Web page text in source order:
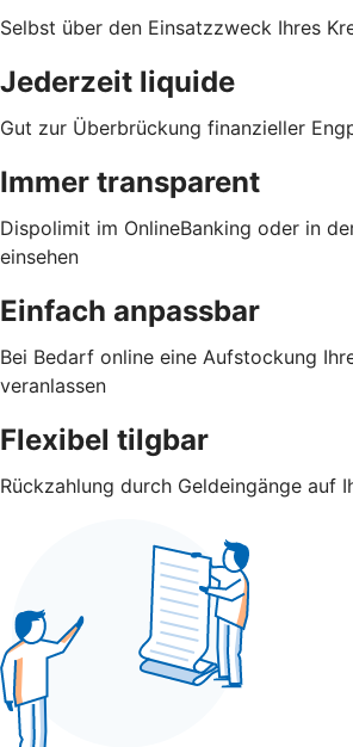
Selbst über den Einsatzzweck Ihres
Jederzeit liquide
Gut zur Überbrückung finanzieller
Immer transparent
Dispolimit im OnlineBanking oder in
einsehen
Einfach anpassbar
Bei Bedarf online eine Aufstockung
veranlassen
Flexibel tilgbar
Rückzahlung durch Geldeingänge auf